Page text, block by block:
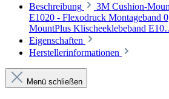
Beschreibung
3M Cushion-
E1020 - Flexodruck Montageband
MountPlus Klischeeklebeband
Eigenschaften
Herstellerinformationen
Menü schließen